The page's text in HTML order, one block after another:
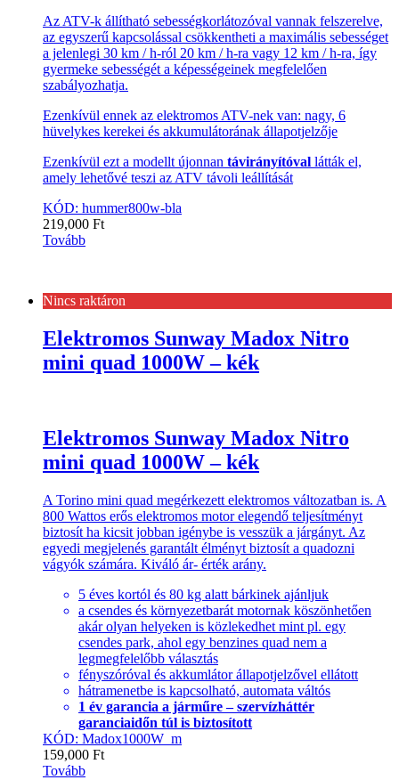
Az ATV-k állítható sebességkorlátozóval vannak felszerelve,
az egyszerű kapcsolással csökkentheti a maximális sebességet
a jelenlegi 30 km / h-ról 20 km / h-ra vagy 12 km / h-ra, így
gyermeke sebességét a képességeinek megfelelően
szabályozhatja.
Ezenkívül ennek az elektromos ATV-nek van: nagy, 6
hüvelykes kerekei és akkumulátorának állapotjelzője
Ezenkívül ezt a modellt újonnan távirányítóval látták el,
amely lehetővé teszi az ATV távoli leállítását
KÓD: hummer800w-bla
219,000 Ft
Tovább
Nincs raktáron
Elektromos Sunway Madox Nitro
mini quad 1000W – kék
Elektromos Sunway Madox Nitro
mini quad 1000W – kék
A Torino mini quad megérkezett elektromos változatban is. A
800 Wattos erős elektromos motor elegendő teljesítményt
biztosít ha kicsit jobban igénybe is vesszük a járgányt. Az
egyedi megjelenés garantált élményt biztosít a quadozni
vágyók számára. Kiváló ár- érték arány.
5 éves kortól és 80 kg alatt bárkinek ajánljuk
a csendes és környezetbarát motornak köszönhetően
akár olyan helyeken is közlekedhet mint pl. egy
csendes park, ahol egy benzines quad nem a
legmegfelelőbb választás
fényszóróval és akkumlátor állapotjelzővel ellátott
hátramenetbe is kapcsolható, automata váltós
1 év garancia a járműre – szervízháttér
garanciaidőn túl is biztosított
KÓD: Madox1000W_m
159,000 Ft
Tovább